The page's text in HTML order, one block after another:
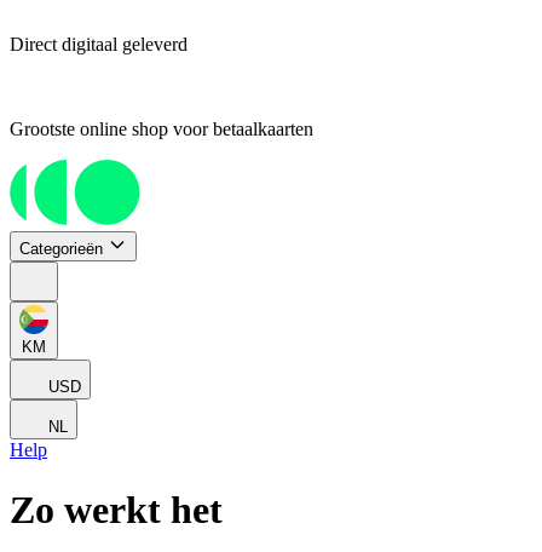
Direct digitaal geleverd
Grootste online shop voor betaalkaarten
Categorieën
KM
USD
NL
Help
Zo werkt het